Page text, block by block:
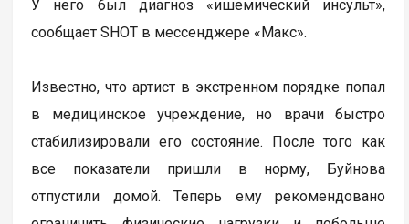
У него был диагноз «ишемический инсульт»,
сообщает SHOT в мессенджере «Макс».
Известно, что артист в экстренном порядке попал
в медицинское учреждение, но врачи быстро
стабилизировали его состояние. После того как
все показатели пришли в норму, Буйнова
отпустили домой. Теперь ему рекомендовано